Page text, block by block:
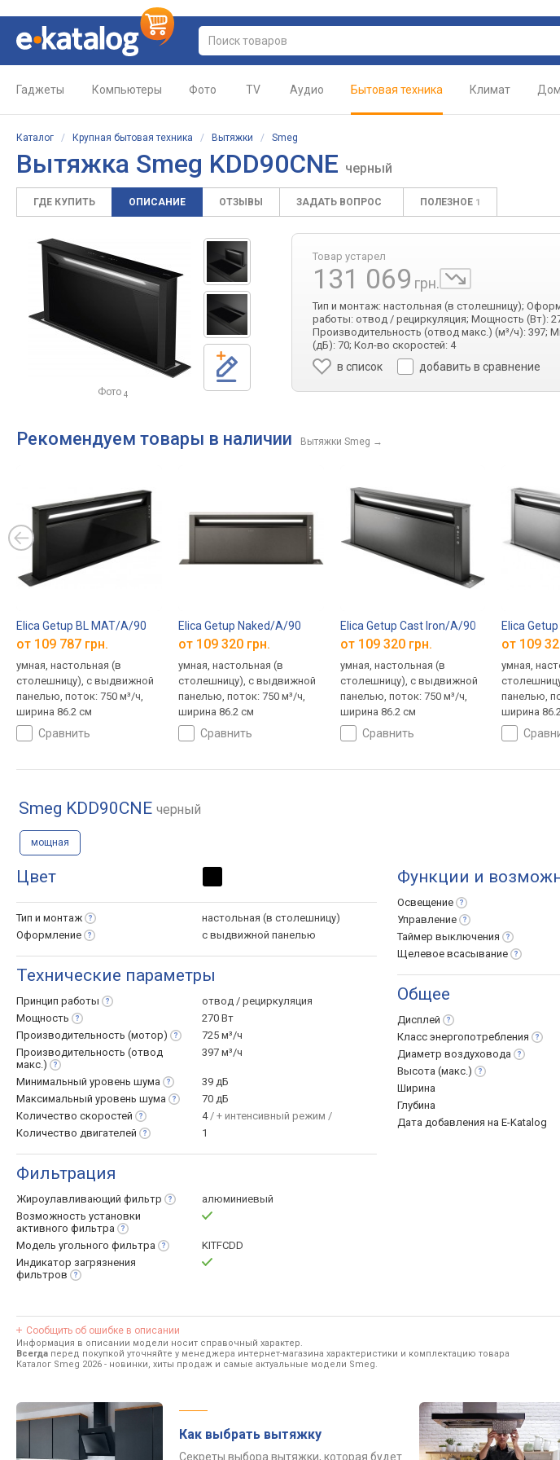
Гаджеты Компьютеры Фото TV Аудио Бытовая техника Климат Дом
Каталог / Крупная бытовая техника / Вытяжки / Smeg
Вытяжка Smeg KDD90CNE черный
ГДЕ КУПИТЬ ОПИСАНИЕ ОТЗЫВЫ ЗАДАТЬ ВОПРОС ПОЛЕЗНОЕ 1
Фото 4
Товар устарел
131 069 грн.
Тип и монтаж: настольная (в столешницу);
работы: отвод / рециркуляция; Мощность (Вт):
Производительность (отвод макс.) (м³/ч): 397;
(дБ): 70; Кол-во скоростей: 4
в список добавить в сравнение
Рекомендуем товары в наличии Вытяжки Smeg →
Elica Getup BL MAT/A/90
от 109 787 грн.
умная, настольная (в
столешницу), с выдвижной
панелью, поток: 750 м³/ч,
ширина 86.2 см
сравнить
Elica Getup Naked/A/90
от 109 320 грн.
умная, настольная (в
столешницу), с выдвижной
панелью, поток: 750 м³/ч,
ширина 86.2 см
сравнить
Elica Getup Cast Iron/A/90
от 109 320 грн.
умная, настольная (в
столешницу), с выдвижной
панелью, поток: 750 м³/ч,
ширина 86.2 см
сравнить
Elica
от 109
умная,
панелью,
ширина
Smeg KDD90CNE черный
мощная
Цвет
Тип и монтаж
настольная (в столешницу)
Оформление
с выдвижной панелью
Технические параметры
Принцип работы
отвод / рециркуляция
Мощность
270 Вт
Производительность (мотор)
725 м³/ч
Производительность (отвод
макс.)
397 м³/ч
Минимальный уровень шума
39 дБ
Максимальный уровень шума
70 дБ
Количество скоростей 4/ + интенсивный режим /
Количество двигателей 1
Фильтрация
Жироулавливающий фильтр
алюминиевый
Возможность установки
активного фильтра
Модель угольного фильтра
KITFCDD
Индикатор загрязнения
фильтров
Функции и
Освещение
Управление
Таймер выключения
Щелевое всасывание
Общее
Дисплей
Класс энергопотребления
Диаметр воздуховода
Высота (макс.)
Ширина
Глубина
Дата добавления на E-Katalog
Сообщить об ошибке в описании
Информация в описании модели носит справочный характер.
Всегда перед покупкой уточняйте у менеджера интернет-магазина характеристики и комплектацию товара
Каталог Smeg 2026 - новинки, хиты продаж и самые актуальные модели Smeg.
Как выбрать вытяжку
Секреты выбора вытяжки, которая будет